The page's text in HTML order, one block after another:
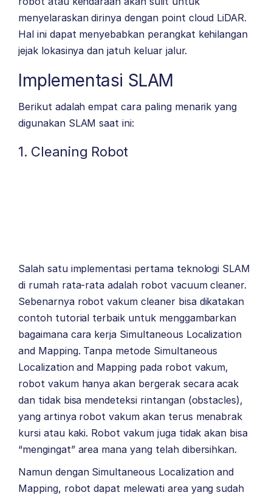
menyelaraskan dirinya dengan point cloud LiDAR.
Hal ini dapat menyebabkan perangkat kehilangan
jejak lokasinya dan jatuh keluar jalur.
Implementasi SLAM
Berikut adalah empat cara paling menarik yang
digunakan SLAM saat ini:
1. Cleaning Robot
Salah satu implementasi pertama teknologi SLAM
di rumah rata-rata adalah robot vacuum cleaner.
Sebenarnya robot vakum cleaner bisa dikatakan
contoh tutorial terbaik untuk menggambarkan
bagaimana cara kerja Simultaneous Localization
and Mapping. Tanpa metode Simultaneous
Localization and Mapping pada robot vakum,
robot vakum hanya akan bergerak secara acak
dan tidak bisa mendeteksi rintangan (obstacles),
yang artinya robot vakum akan terus menabrak
kursi atau kaki. Robot vakum juga tidak akan bisa
“mengingat” area mana yang telah dibersihkan.
Namun dengan Simultaneous Localization and
Mapping, robot dapat melewati area yang sudah